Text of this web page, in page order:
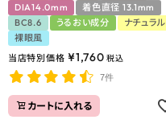
DIA14.0mm
着色直径 13.1mm
BC8.6
うるおい成分
ナチュラル
裸眼風
当店特別価格 ¥1,760 税込
7件
カートに入れる